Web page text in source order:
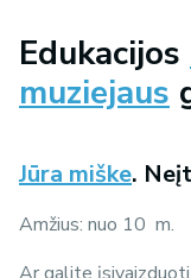
Edukacijos
muziejaus
Jūra miške.
Amžius: nuo 10 m.